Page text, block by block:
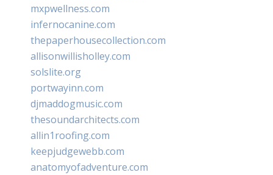
mxpwellness.com
infernocanine.com
thepaperhousecollection.com
allisonwillisholley.com
solslite.org
portwayinn.com
djmaddogmusic.com
thesoundarchitects.com
allin1roofing.com
keepjudgewebb.com
anatomyofadventure.com